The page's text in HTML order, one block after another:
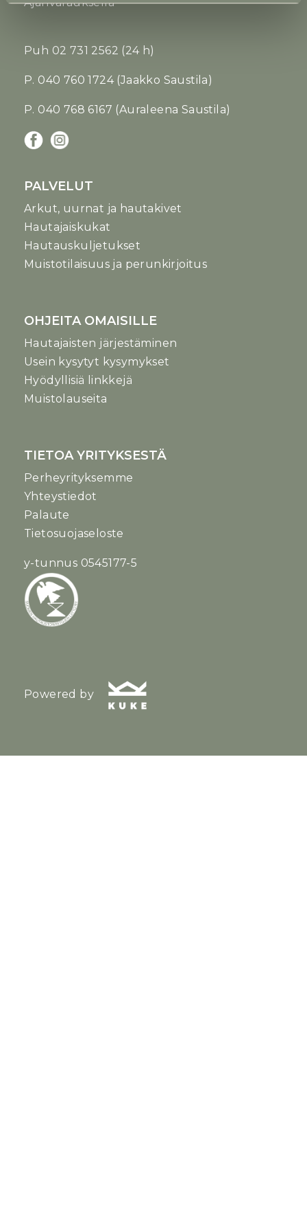
Puh 02 731 2562 (24 h)
P. 040 760 1724 (Jaakko Saustila)
P. 040 768 6167 (Auraleena Saustila)
PALVELUT
Arkut, uurnat ja hautakivet
Hautajaiskukat
Hautauskuljetukset
Muistotilaisuus ja perunkirjoitus
OHJEITA OMAISILLE
Hautajaisten järjestäminen
Usein kysytyt kysymykset
Hyödyllisiä linkkejä
Muistolauseita
TIETOA YRITYKSESTÄ
Perheyrityksemme
Yhteystiedot
Palaute
Tietosuojaseloste
y-tunnus 0545177-5
Powered by